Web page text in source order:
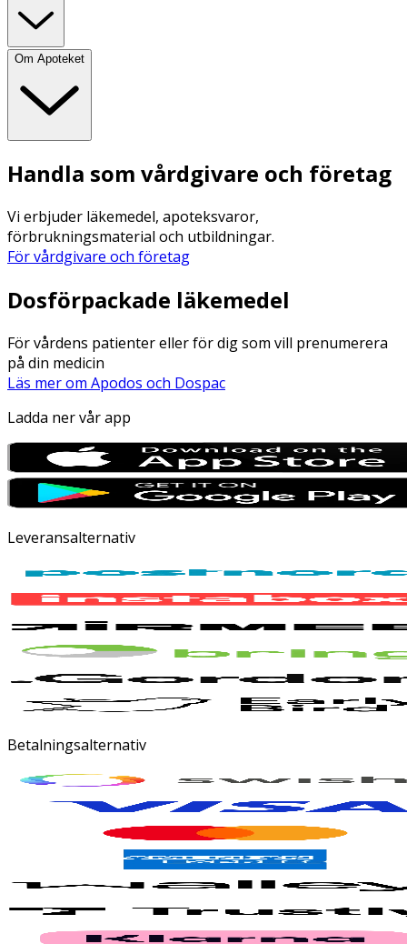
Om Apoteket
Handla som vårdgivare och företag
Vi erbjuder läkemedel, apoteksvaror,
förbrukningsmaterial och utbildningar.
För vårdgivare och företag
Dosförpackade läkemedel
För vårdens patienter eller för dig som vill prenumerera
på din medicin
Läs mer om Apodos och Dospac
Ladda ner vår app
Leveransalternativ
Betalningsalternativ